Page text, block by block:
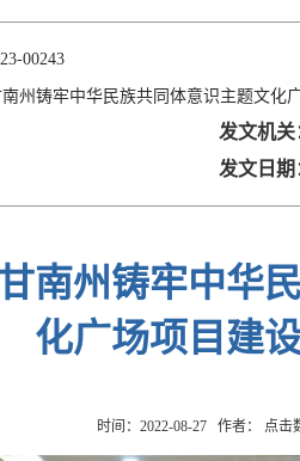
00243
州铸牢中华民族共同体意识主题文化
发文机关
发文日期
南州铸牢中华
化广场项目建
时间：2022-08-27 作者： 点击